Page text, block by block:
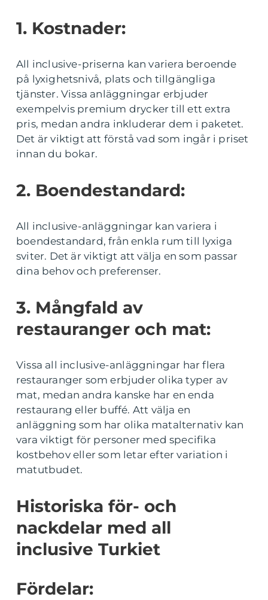
1. Kostnader:
All inclusive-priserna kan variera beroende
på lyxighetsnivå, plats och tillgängliga
tjänster. Vissa anläggningar erbjuder
exempelvis premium drycker till ett extra
pris, medan andra inkluderar dem i paketet.
Det är viktigt att förstå vad som ingår i priset
innan du bokar.
2. Boendestandard:
All inclusive-anläggningar kan variera i
boendestandard, från enkla rum till lyxiga
sviter. Det är viktigt att välja en som passar
dina behov och preferenser.
3. Mångfald av
restauranger och mat:
Vissa all inclusive-anläggningar har flera
restauranger som erbjuder olika typer av
mat, medan andra kanske har en enda
restaurang eller buffé. Att välja en
anläggning som har olika matalternativ kan
vara viktigt för personer med specifika
kostbehov eller som letar efter variation i
matutbudet.
Historiska för- och
nackdelar med all
inclusive Turkiet
Fördelar: